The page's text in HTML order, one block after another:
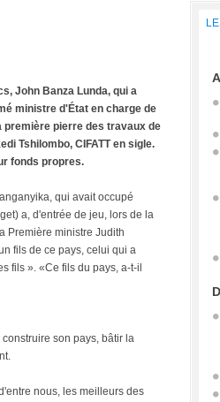
John Banza Lunda, qui a
ministre d'État en charge de
première pierre des travaux de
Tshilombo, CIFATT en sigle.
fonds propres.
qui avait occupé
a, d'entrée de jeu, lors de la
Première ministre Judith
fils de ce pays, celui qui a
fils ». «Ce fils du pays, a-t-il
son pays, bâtir la
nous, les meilleurs des